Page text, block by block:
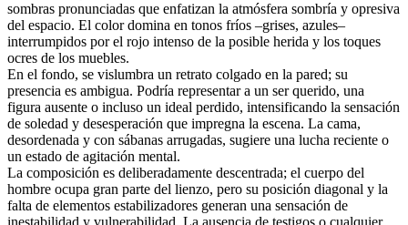
sombras pronunciadas que enfatizan la atmósfera sombría y opresiva
del espacio. El color domina en tonos fríos –grises, azules–
interrumpidos por el rojo intenso de la posible herida y los toques
ocres de los muebles.
En el fondo, se vislumbra un retrato colgado en la pared; su
presencia es ambigua. Podría representar a un ser querido, una
figura ausente o incluso un ideal perdido, intensificando la sensación
de soledad y desesperación que impregna la escena. La cama,
desordenada y con sábanas arrugadas, sugiere una lucha reciente o
un estado de agitación mental.
La composición es deliberadamente descentrada; el cuerpo del
hombre ocupa gran parte del lienzo, pero su posición diagonal y la
falta de elementos estabilizadores generan una sensación de